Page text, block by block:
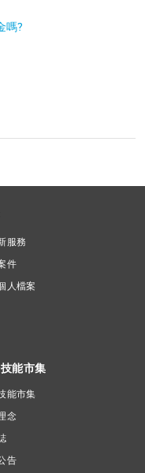
嗎?
服務
件
人檔案
能市集
能市集
念
告